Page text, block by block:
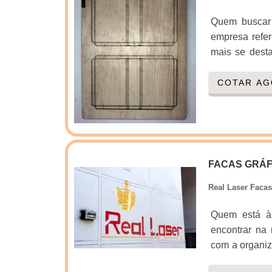
Quem
empresa
mais se
SOBRE
em uma
uma visão
lucratividade,
procedência
de cuidado
evitar
suas
COTAR
FACAS
Real Laser Facas
Quem está
encontrar na
com a